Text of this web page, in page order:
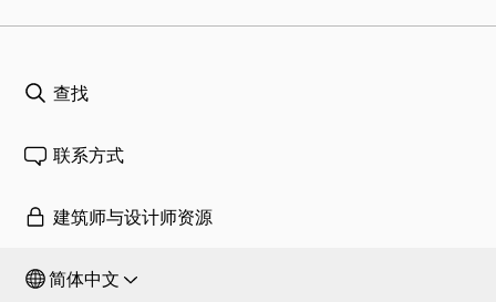
查找
联系方式
建筑师与设计师资源
简体中文